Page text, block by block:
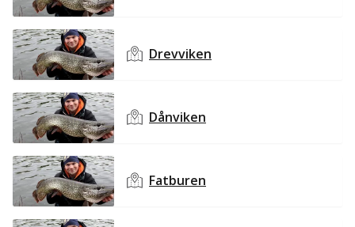
Drevviken
Dånviken
Fatburen